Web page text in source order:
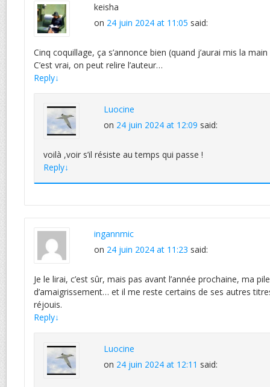
keisha
on 24 juin 2024 at 11:05 said:
Cinq coquillage, ça s’annonce bien (quand j’aurai mis la
C’est vrai, on peut relire l’auteur…
Reply↓
Luocine
on 24 juin 2024 at 12:09 said:
voilà ,voir s’il résiste au temps qui passe !
Reply↓
ingannmic
on 24 juin 2024 at 11:23 said:
Je le lirai, c’est sûr, mais pas avant l’année prochaine, ma
d’amaigrissement… et il me reste certains de ses autres
réjouis.
Reply↓
Luocine
on 24 juin 2024 at 12:11 said: